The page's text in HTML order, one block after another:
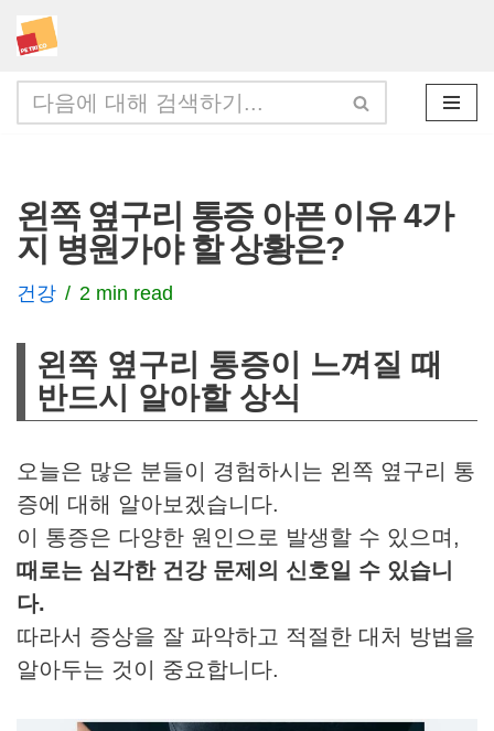
콘
텐
츠
너
뛰
기
왼쪽 옆구리 통증 아픈 이유 4가
지 병원가야 할 상황은?
건강 2 min read
왼쪽 옆구리 통증이 느껴질 때
반드시 알아할 상식
오늘은 많은 분들이 경험하시는 왼쪽 옆구리 통
증에 대해 알아보겠습니다.
이 통증은 다양한 원인으로 발생할 수 있으며,
때로는 심각한 건강 문제의 신호일 수 있습니
다.
따라서 증상을 잘 파악하고 적절한 대처 방법을
알아두는 것이 중요합니다.